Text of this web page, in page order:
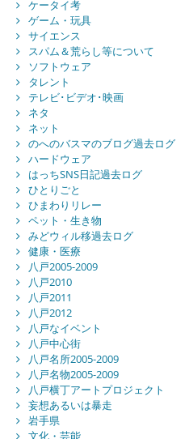
ケータイ考
ゲーム・玩具
サイエンス
スパム＆荒らし等について
ソフトウェア
タレント
テレビ･ビデオ･映画
ネタ
ネット
のへのバスマのブログ過去ログ
ハードウェア
はっちSNS日記過去ログ
ひとりごと
ひまわりリレー
ペット・生き物
みどウィル移過去ログ
健康・医療
八戸2005-2009
八戸2010
八戸2011
八戸2012
八戸なイベント
八戸中心街
八戸名所2005-2009
八戸名物2005-2009
八戸横丁アートプロジェクト
妄想あるいは暴走
岩手県
文化・芸能